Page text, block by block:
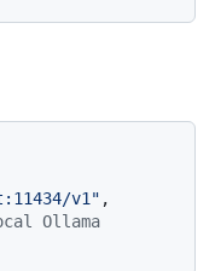
v1" ,
Ollama